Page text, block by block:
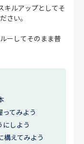
キルアップとしてそ
さい。
ーしてそのまま普
てみよう
にしよう
構えてみよう